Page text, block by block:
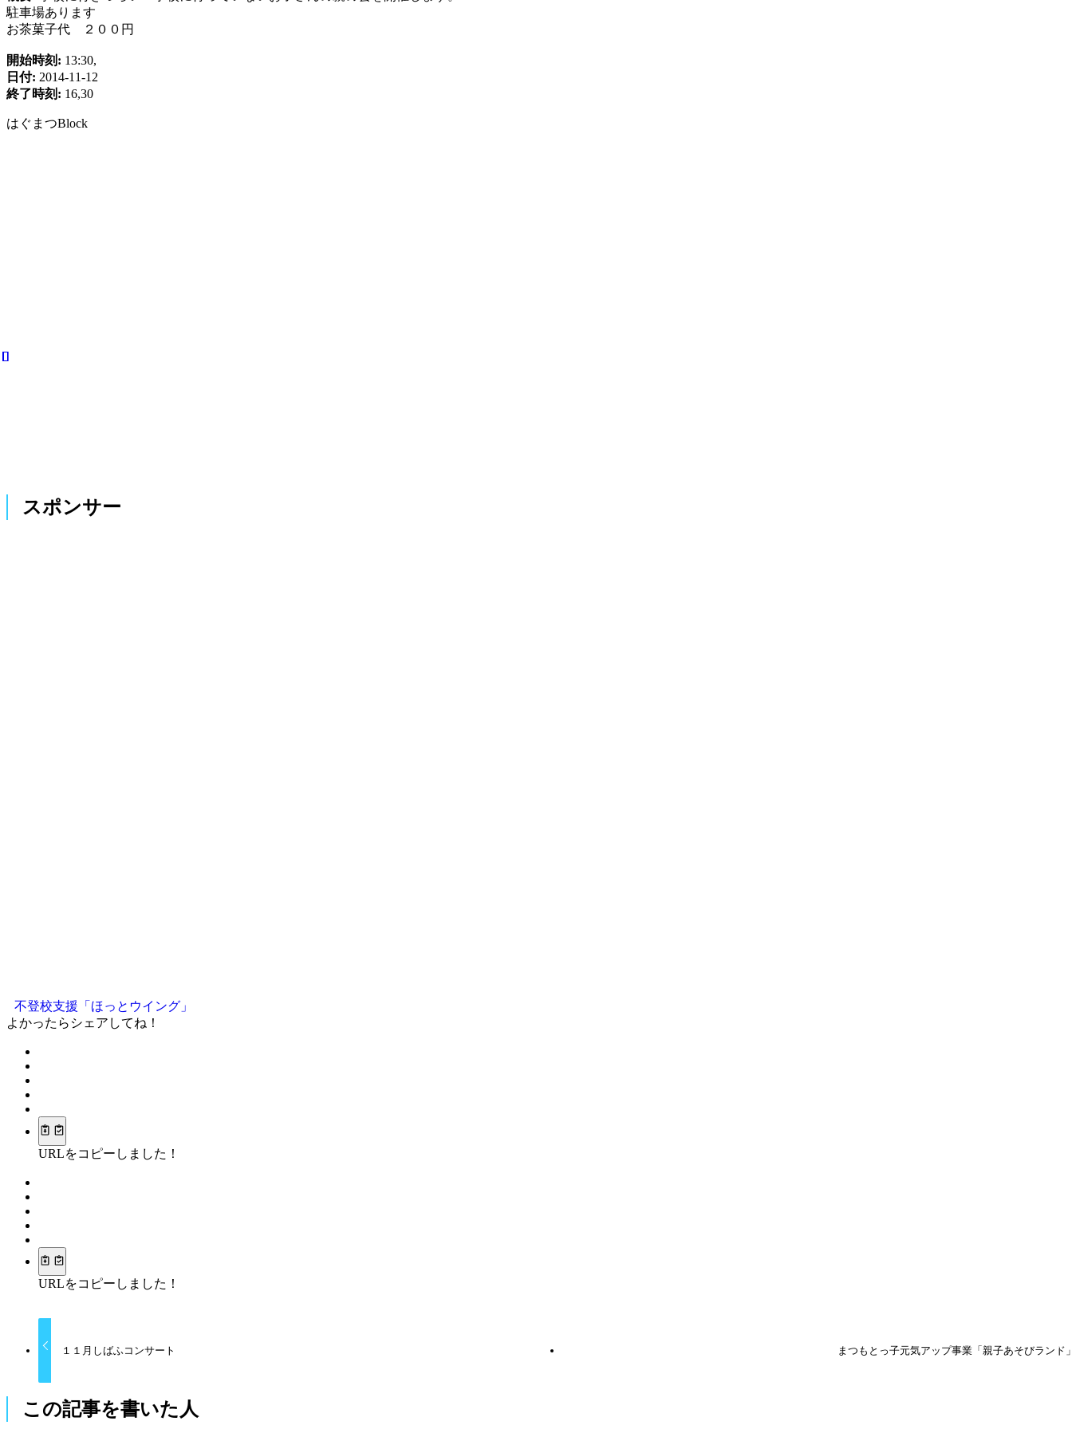
駐車場あります
お茶菓子代 ２００円
開始時刻: 13:30,
日付: 2014-11-12
終了時刻: 16,30
はぐまつBlock
スポンサー
不登校支援「ほっとウイング」
よかったらシェアしてね！
URLをコピーしました！
URLをコピーしました！
１１月しばふコンサート まつもとっ子元気アップ事業「親子あそびランド
この記事を書いた人